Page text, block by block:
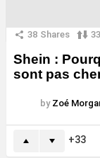
38 Shares 33
Shein :
sont pas
by Zoé
33